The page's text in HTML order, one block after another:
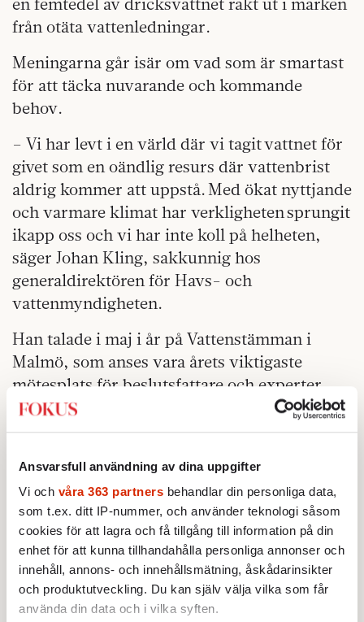
Ansvarsfull användning av dina uppgifter
Vi och våra 363 partners behandlar din personliga data,
som t.ex. ditt IP-nummer, och använder teknologi såsom
cookies för att lagra och få tillgång till information på din
enhet för att kunna tillhandahålla personliga annonser och
innehåll, annons- och innehållsmätning, åskådarinsikter
och produktutveckling. Du kan själv välja vilka som får
använda din data och i vilka syften.
från otäta vattenledningar.
Meningarna går isär om vad som är smartast
för att täcka nuvarande och kommande
behov.
– Vi har levt i en värld där vi tagit vattnet för
givet som en oändlig resurs där vattenbrist
aldrig kommer att uppstå. Med ökat nyttjande
och varmare klimat har verkligheten sprungit
ikapp oss och vi har inte koll på helheten,
säger Johan Kling, sakkunnig hos
generaldirektören för Havs- och
vattenmyndigheten.
Han talade i maj i år på Vattenstämman i
Malmö, som anses vara årets viktigaste
mötesplats för beslutsfattare och experter
inom VA-branschen.
vatten i 35 år och är nu mer inriktad på
vattenbrist efter att tidigare ha arbetat med
översvämningshantering och fysisk
påverkan.
Klart är att vattentillgången kommer att
minska framöver och vattenkonsumtionen att
öka. Johan Kling uppger att basflödet i